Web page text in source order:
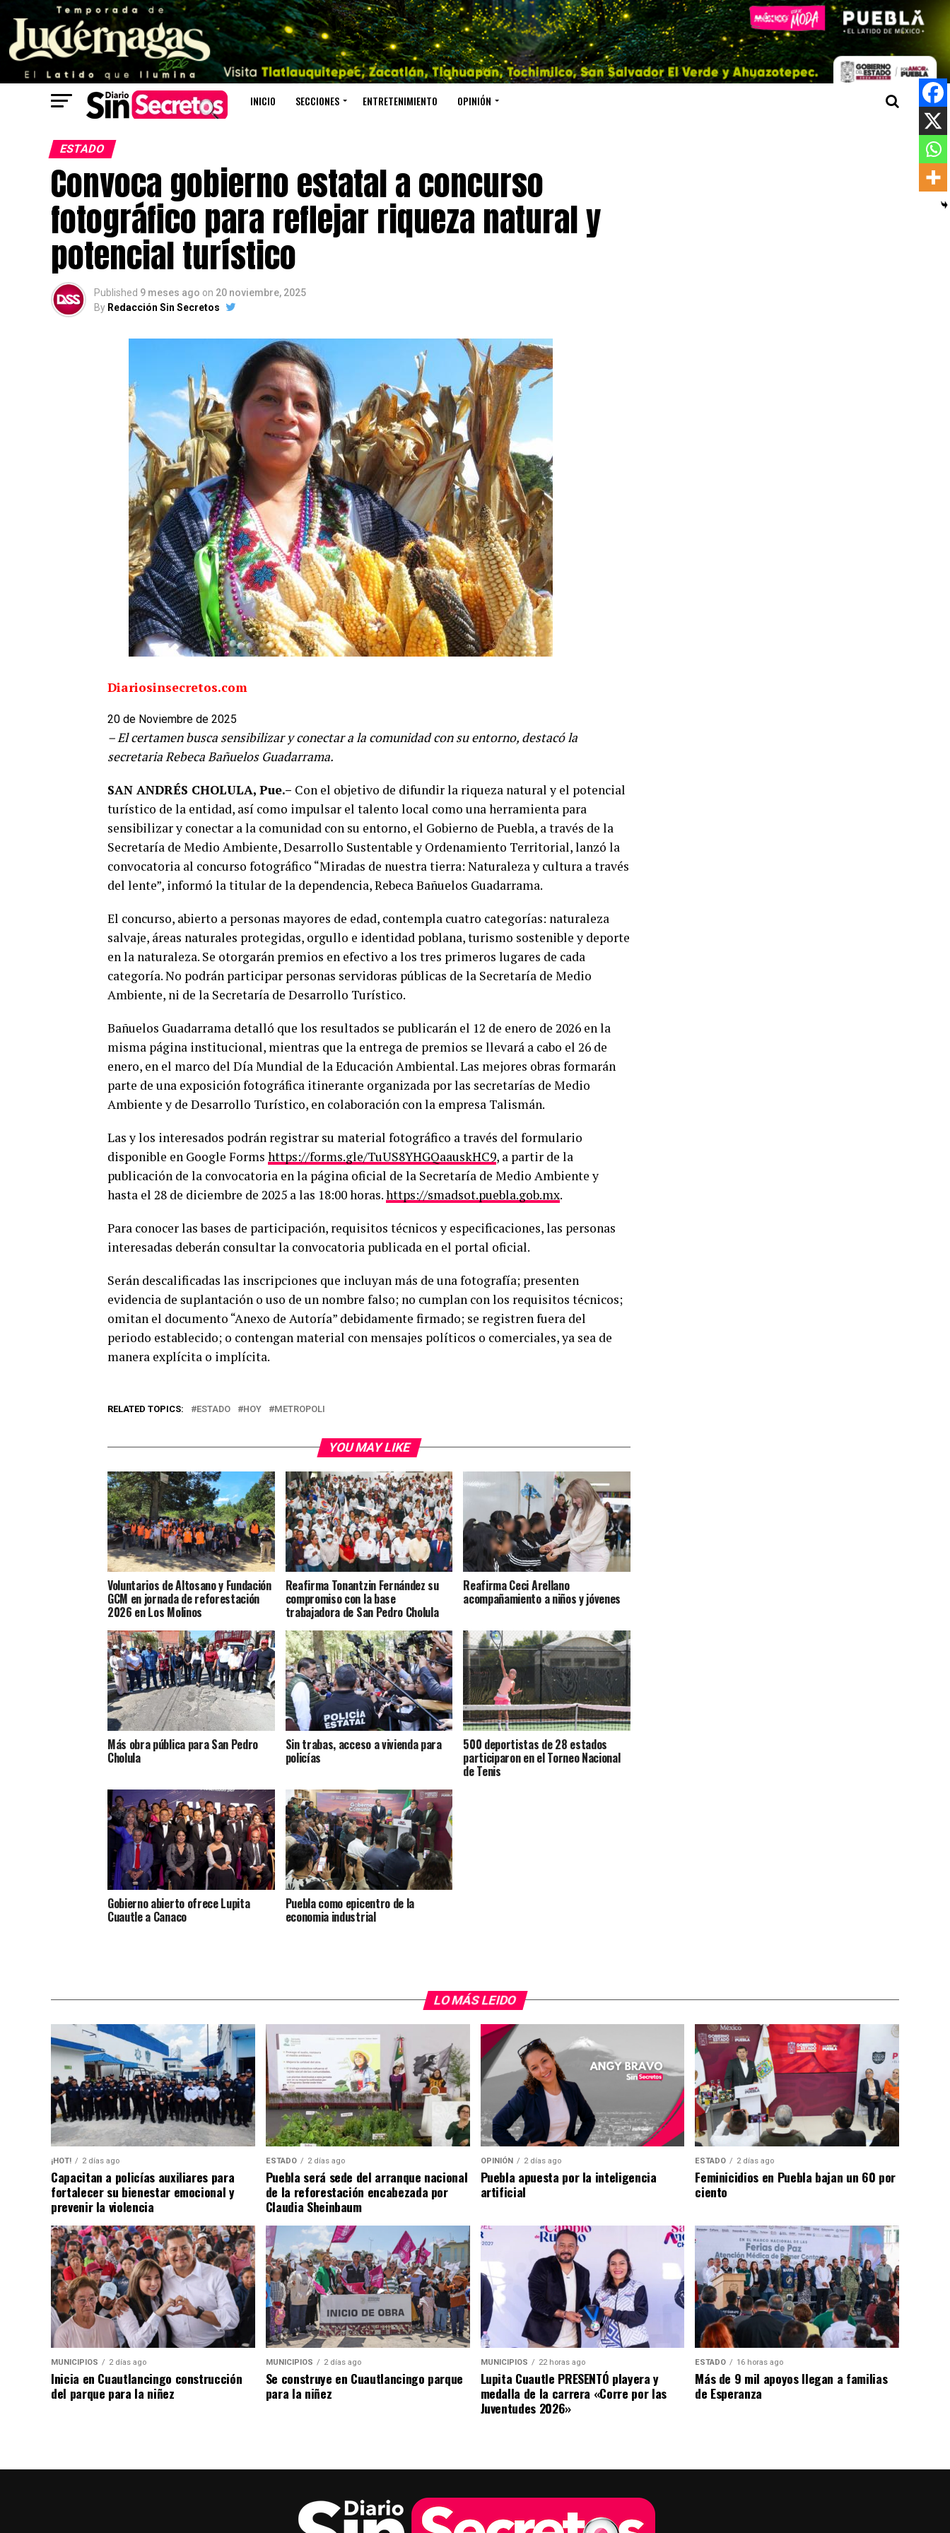
INICIO SECCIONES ENTRETENIMIENTO OPINIÓN
ESTADO
Convoca gobierno estatal a concurso
fotográfico para reflejar riqueza natural y
potencial turístico
Published 9 meses ago on 20 noviembre, 2025
By Redacción Sin Secretos
Diariosinsecretos.com
20 de Noviembre de 2025
– El certamen busca sensibilizar y conectar a la comunidad con su entorno, destacó la
secretaria Rebeca Bañuelos Guadarrama.
SAN ANDRÉS CHOLULA, Pue.– Con el objetivo de difundir la riqueza natural y el potencial
turístico de la entidad, así como impulsar el talento local como una herramienta para
sensibilizar y conectar a la comunidad con su entorno, el Gobierno de Puebla, a través de la
Secretaría de Medio Ambiente, Desarrollo Sustentable y Ordenamiento Territorial, lanzó la
convocatoria al concurso fotográfico “Miradas de nuestra tierra: Naturaleza y cultura a través
del lente”, informó la titular de la dependencia, Rebeca Bañuelos Guadarrama.
El concurso, abierto a personas mayores de edad, contempla cuatro categorías: naturaleza
salvaje, áreas naturales protegidas, orgullo e identidad poblana, turismo sostenible y deporte
en la naturaleza. Se otorgarán premios en efectivo a los tres primeros lugares de cada
categoría. No podrán participar personas servidoras públicas de la Secretaría de Medio
Ambiente, ni de la Secretaría de Desarrollo Turístico.
Bañuelos Guadarrama detalló que los resultados se publicarán el 12 de enero de 2026 en la
misma página institucional, mientras que la entrega de premios se llevará a cabo el 26 de
enero, en el marco del Día Mundial de la Educación Ambiental. Las mejores obras formarán
parte de una exposición fotográfica itinerante organizada por las secretarías de Medio
Ambiente y de Desarrollo Turístico, en colaboración con la empresa Talismán.
Las y los interesados podrán registrar su material fotográfico a través del formulario
disponible en Google Forms https://forms.gle/TuUS8YHGQaauskHC9, a partir de la
publicación de la convocatoria en la página oficial de la Secretaría de Medio Ambiente y
hasta el 28 de diciembre de 2025 a las 18:00 horas.https://smadsot.puebla.gob.mx.
Para conocer las bases de participación, requisitos técnicos y especificaciones, las personas
interesadas deberán consultar la convocatoria publicada en el portal oficial.
Serán descalificadas las inscripciones que incluyan más de una fotografía; presenten
evidencia de suplantación o uso de un nombre falso; no cumplan con los requisitos técnicos;
omitan el documento “Anexo de Autoría” debidamente firmado; se registren fuera del
periodo establecido; o contengan material con mensajes políticos o comerciales, ya sea de
manera explícita o implícita.
RELATED TOPICS: ESTADO HOY METROPOLI
YOU MAY LIKE
Voluntarios de Altosano y Fundación
GCM en jornada de reforestación
2026 en Los Molinos
Reafirma Tonantzin Fernández su
compromiso con la base
trabajadora de San Pedro Cholula
Reafirma Ceci Arellano
acompañamiento a niños y jóvenes
Más obra pública para San Pedro
Cholula
Sin trabas, acceso a vivienda para
policías
500 deportistas de 28 estados
participaron en el Torneo Nacional
de Tenis
Gobierno abierto ofrece Lupita
Cuautle a Canaco
Puebla como epicentro de la
economia industrial
LO MÁS LEIDO
¡HOT! 2 días ago
Capacitan a policías auxiliares para
fortalecer su bienestar emocional y
prevenir la violencia
ESTADO 2 días ago
Puebla será sede del arranque nacional
de la reforestación encabezada por
Claudia Sheinbaum
OPINIÓN 2 días ago
Puebla apuesta por la inteligencia
artificial
ESTADO 2 días ago
Feminicidios en Puebla bajan un 60 por
ciento
MUNICIPIOS 2 días ago
Inicia en Cuautlancingo construcción
del parque para la niñez
MUNICIPIOS 2 días ago
Se construye en Cuautlancingo parque
para la niñez
MUNICIPIOS 22 horas ago
Lupita Cuautle PRESENTÓ playera y
medalla de la carrera «Corre por las
Juventudes 2026»
ESTADO 16 horas ago
Más de 9 mil apoyos llegan a familias
de Esperanza